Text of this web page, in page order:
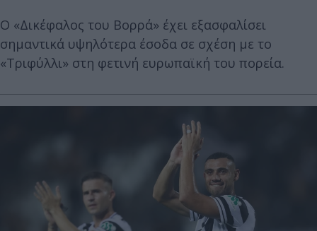
Ο «Δικέφαλος του Βορρά» έχει εξασφαλίσει
σημαντικά υψηλότερα έσοδα σε σχέση με το
«Τριφύλλι» στη φετινή ευρωπαϊκή του πορεία.